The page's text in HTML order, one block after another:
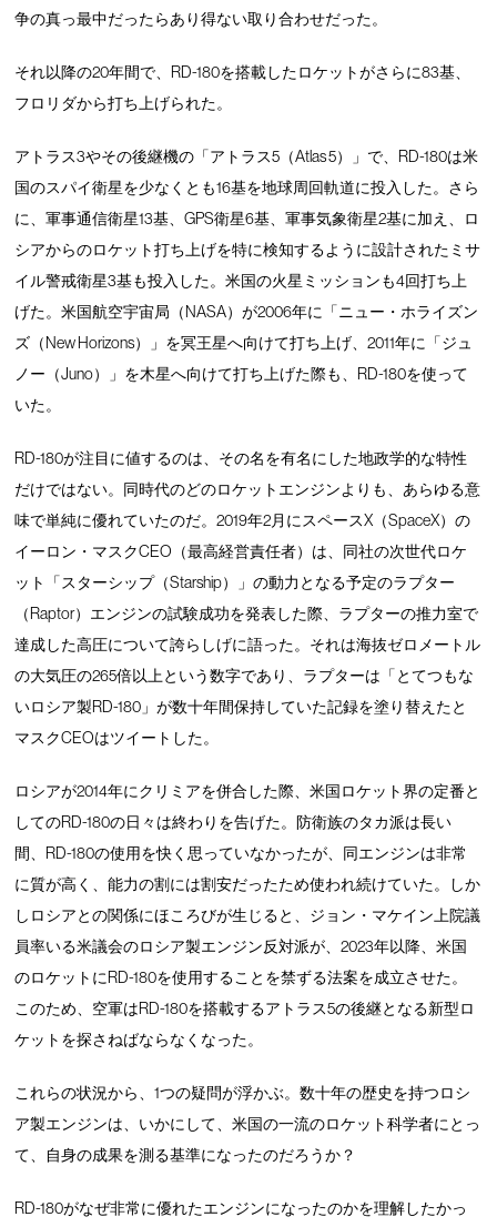
争の真っ最中だったらあり得ない取り合わせだった。
それ以降の20年間で、RD-180を搭載したロケットがさらに83基、
フロリダから打ち上げられた。
アトラス3やその後継機の「アトラス5（Atlas 5）」で、RD-180は米
国のスパイ衛星を少なくとも16基を地球周回軌道に投入した。さら
に、軍事通信衛星13基、GPS衛星6基、軍事気象衛星2基に加え、ロ
シアからのロケット打ち上げを特に検知するように設計されたミサ
イル警戒衛星3基も投入した。米国の火星ミッションも4回打ち上
げた。米国航空宇宙局（NASA）が2006年に「ニュー・ホライズン
ズ（New Horizons）」を冥王星へ向けて打ち上げ、2011年に「ジュ
ノー（Juno）」を木星へ向けて打ち上げた際も、RD-180を使って
いた。
RD-180が注目に値するのは、その名を有名にした地政学的な特性
だけではない。同時代のどのロケットエンジンよりも、あらゆる意
味で単純に優れていたのだ。2019年2月にスペースX（SpaceX）の
イーロン・マスクCEO（最高経営責任者）は、同社の次世代ロケ
ット「スターシップ（Starship）」の動力となる予定のラプター
（Raptor）エンジンの試験成功を発表した際、ラプターの推力室で
達成した高圧について誇らしげに語った。それは海抜ゼロメートル
の大気圧の265倍以上という数字であり、ラプターは「とてつもな
いロシア製RD-180」が数十年間保持していた記録を塗り替えたと
マスクCEOはツイートした。
ロシアが2014年にクリミアを併合した際、米国ロケット界の定番と
してのRD-180の日々は終わりを告げた。防衛族のタカ派は長い
間、RD-180の使用を快く思っていなかったが、同エンジンは非常
に質が高く、能力の割には割安だったため使われ続けていた。しか
しロシアとの関係にほころびが生じると、ジョン・マケイン上院議
員率いる米議会のロシア製エンジン反対派が、2023年以降、米国
のロケットにRD-180を使用することを禁ずる法案を成立させた。
このため、空軍はRD-180を搭載するアトラス5の後継となる新型ロ
ケットを探さねばならなくなった。
これらの状況から、1つの疑問が浮かぶ。数十年の歴史を持つロシ
ア製エンジンは、いかにして、米国の一流のロケット科学者にとっ
て、自身の成果を測る基準になったのだろうか？
RD-180がなぜ非常に優れたエンジンになったのかを理解したかっ